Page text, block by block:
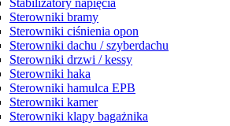
Stabilizatory napięcia
Sterowniki bramy
Sterowniki ciśnienia opon
Sterowniki dachu / szyberdachu
Sterowniki drzwi / kessy
Sterowniki haka
Sterowniki hamulca EPB
Sterowniki kamer
Sterowniki klapy bagażnika